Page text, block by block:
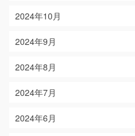
2024年10月
2024年9月
2024年8月
2024年7月
2024年6月